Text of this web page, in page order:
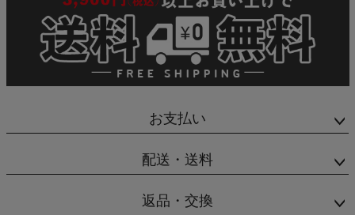
お支払い
配送・送料
返品・交換